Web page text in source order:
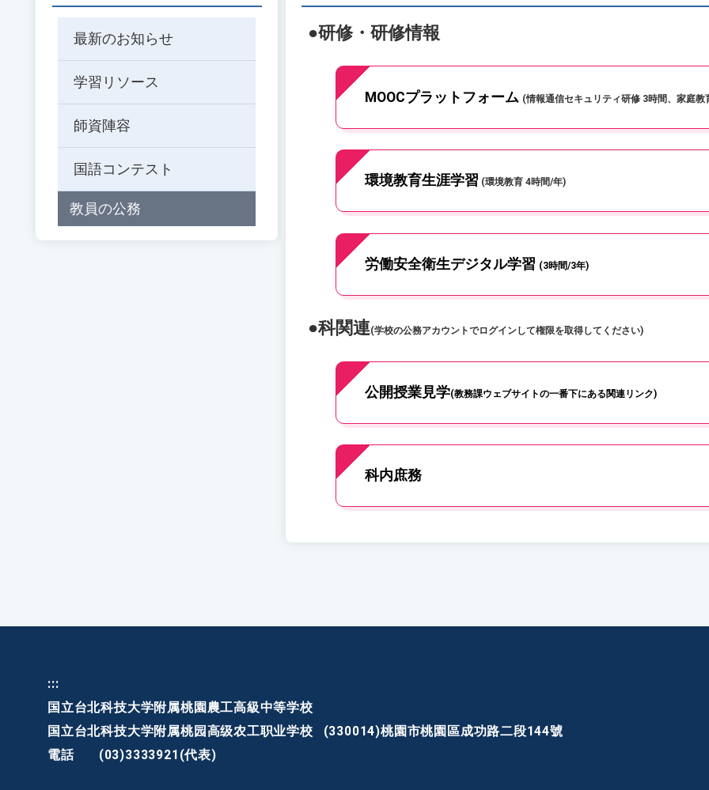
最新のお知らせ
学習リソース
師資陣容
国語コンテスト
教員の公務
●研修・研修情報
MOOCプラットフォーム (情報通信セキュリティ研修 3時間、家庭
環境教育生涯学習 (環境教育 4時間/年)
労働安全衛生デジタル学習 (3時間/3年)
●科関連(学校の公務アカウントでログインして権限を取得してください)
公開授業見学(教務課ウェブサイトの一番下にある関連リンク)
科内庶務
:::
国立台北科技大学附属桃園農工高級中等学校
国立台北科技大学附属桃园高级农工职业学校
(330014)桃園市桃園區成功路二段144號
電話
(03)3333921(代表)